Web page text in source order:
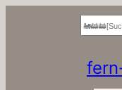
Suchen